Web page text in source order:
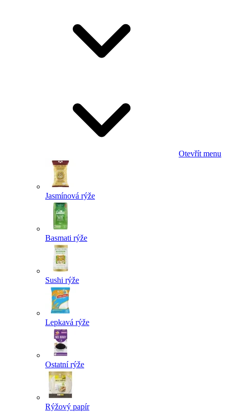
Otevřít menu
Jasmínová rýže
Basmati rýže
Sushi rýže
Lepkavá rýže
Ostatní rýže
Rýžový papír